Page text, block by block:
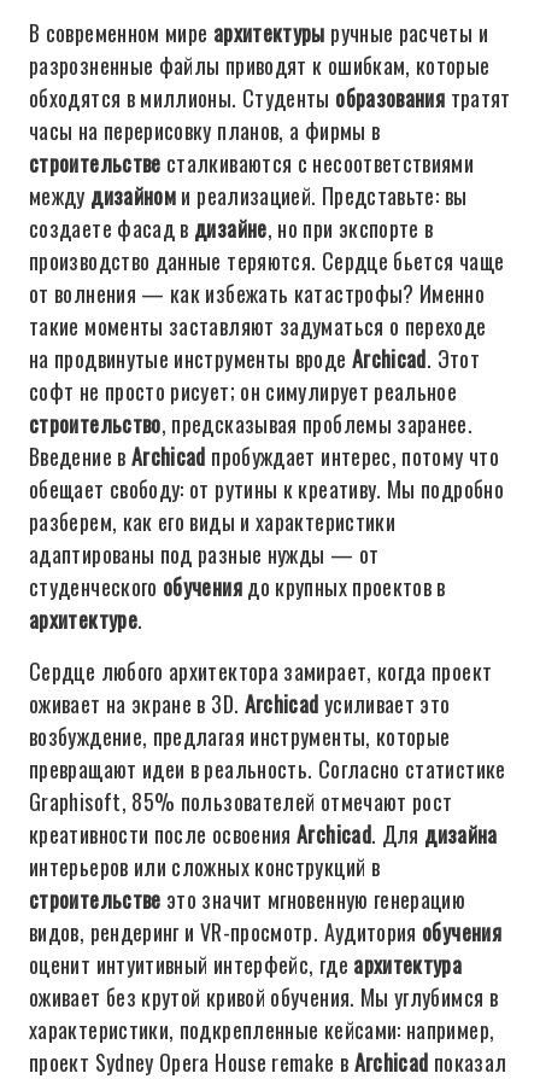
В современном мире архитектуры ручные расчеты и
разрозненные файлы приводят к ошибкам, которые
обходятся в миллионы. Студенты образования тратят
часы на перерисовку планов, а фирмы в
строительстве сталкиваются с несоответствиями
между дизайноми реализацией. Представьте: вы
создаете фасад в дизайне, но при экспорте в
производство данные теряются. Сердце бьется чаще
от волнения — как избежать катастрофы? Именно
такие моменты заставляют задуматься о переходе
на продвинутые инструменты вроде Archicad. Этот
софт не просто рисует; он симулирует реальное
строительство, предсказывая проблемы заранее.
Введение вArchicad пробуждает интерес, потому что
обещает свободу: от рутины к креативу. Мы подробно
разберем, как его виды и характеристики
адаптированы под разные нужды — от
студенческого обучениядо крупных проектов в
архитектуре.
Сердце любого архитектора замирает, когда проект
оживает на экране в 3D. Archicadусиливает это
возбуждение, предлагая инструменты, которые
превращают идеи в реальность. Согласно статистике
Graphisoft, 85% пользователей отмечают рост
креативности после освоенияArchicad. Для дизайна
интерьеров или сложных конструкций в
строительстве это значит мгновенную генерацию
видов, рендеринг и VR-просмотр. Аудитория обучения
оценит интуитивный интерфейс, где архитектура
оживает без крутой кривой обучения. Мы углубимся в
характеристики, подкрепленные кейсами: например,
проект Sydney Opera House remake вArchicad показал